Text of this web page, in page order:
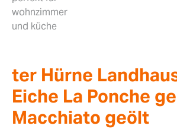
ter Hürne
Eiche La Ponche
Macchiato geölt